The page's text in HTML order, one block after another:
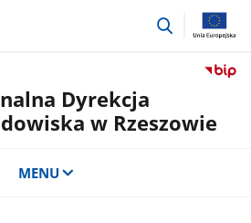
przejdź
Dyrekcja
w Rzeszowie
MENU